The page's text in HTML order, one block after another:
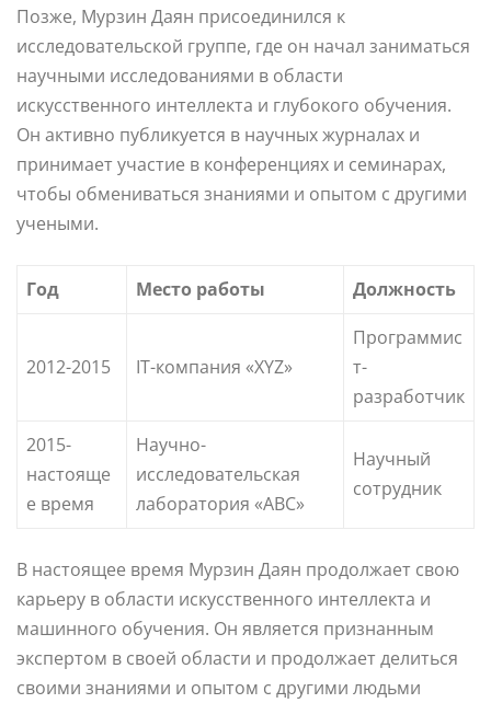
Позже, Мурзин Даян присоединился к
исследовательской группе, где он начал заниматься
научными исследованиями в области
искусственного интеллекта и глубокого обучения.
Он активно публикуется в научных журналах и
принимает участие в конференциях и семинарах,
чтобы обмениваться знаниями и опытом с другими
учеными.
Год Место работы Должность
2012-2015 IT-компания «XYZ»
Программис
т-
разработчик
2015-
настояще
е время
Научно-
исследовательская
лаборатория «ABC»
Научный
сотрудник
В настоящее время Мурзин Даян продолжает свою
карьеру в области искусственного интеллекта и
машинного обучения. Он является признанным
экспертом в своей области и продолжает делиться
своими знаниями и опытом с другими людьми